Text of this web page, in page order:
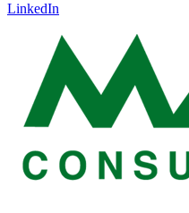
LinkedIn